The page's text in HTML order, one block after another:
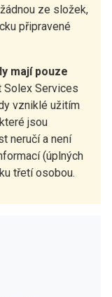
ze složek,
připravené
mají pouze
Solex Services
vzniklé užitím
jsou
neručí a není
(úplných
třetí osobou.